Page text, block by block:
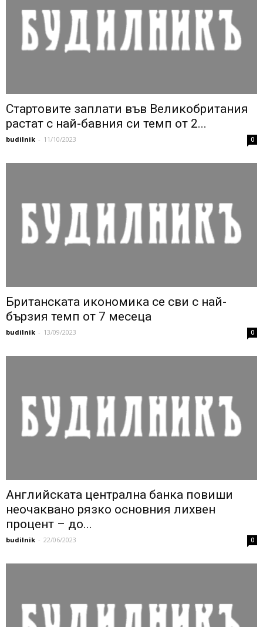
Стартовите заплати във Великобритания
растат с най-бавния си темп от 2...
budilnik - 11/10/2023 0
Британската икономика се сви с най-
бързия темп от 7 месеца
budilnik - 13/09/2023 0
Английската централна банка повиши
неочаквано рязко основния лихвен
процент – до...
budilnik - 22/06/2023 0